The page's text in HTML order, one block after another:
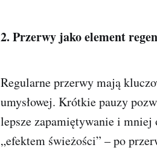
2. Przerwy jako element
Regularne przerwy mają
umysłowej. Krótkie pauzy
lepsze zapamiętywanie i mniej
„efektem świeżości” – po